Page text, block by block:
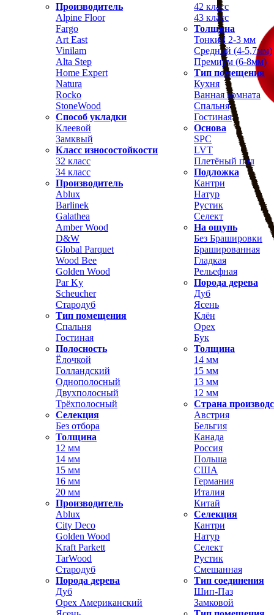
Производитель
Alpine Floor
Fargo
Art East
Vinilam
Alta Step
Home Expert
Natura
Rocko
StoneWood
Способ укладки
Клеевой
Замквый
Класс износостойкости
32 класс
34 класс
42 класс
43 класс
Толщина
Тонкий 2-3 мм
Средний (4-5,7мм)
Премиум (6-8мм)
Тип помещения
Кухня
Ванная комната
Спальня
Гостиная
Основа
SPC
LVT
Плетёный пол
Подложка
Производитель
Ablux
Barlinek
Galathea
Amber Wood
D&W
Global Parquet
Wood Bee
Golden Wood
Par Ky
Scheucher
Стародуб
Тип помещения
Спальня
Гостиная
Полосность
Ёлочкой
Голландский
Однополосный
Двухполосный
Трёхполосный
Селекция
Без отбора
Кантри
Натур
Рустик
Селект
На ощупь
Без Брашировки
Брашированная
Гладкая
Рельефная
Порода дерева
Дуб
Ясень
Клён
Орех
Бук
Толщина
14 мм
15 мм
13 мм
12 мм
Страна
Австрия
Бельгия
Толщина
12 мм
14 мм
15 мм
16 мм
20 мм
Производитель
Ablux
City Deco
Golden Wood
Kraft Parkett
TarWood
Стародуб
Порода дерева
Дуб
Орех Американский
Канада
Россия
Польша
США
Германия
Италия
Китай
Селекция
Кантри
Натур
Селект
Рустик
Смешанная
Тип соединения
Шип-Паз
Замковой